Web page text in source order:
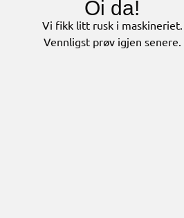
Oi da!
Vi fikk litt rusk i maskineriet.
Vennligst prøv igjen senere.